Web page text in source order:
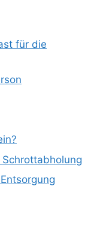
für die